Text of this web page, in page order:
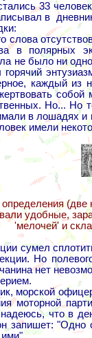
33
в
в полярных
не было ни
каждый
Но... Но
в лошадях
имели
удобные,
'мелочей' и
сумел
Но
нет
морской
моторной
что в
запишет: